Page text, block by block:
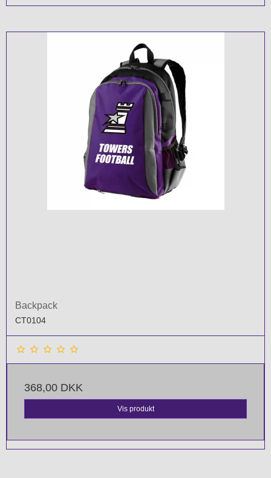
Backpack
CT0104
368,00 DKK
Vis produkt